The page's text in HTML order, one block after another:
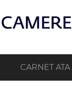
CARNET ATA